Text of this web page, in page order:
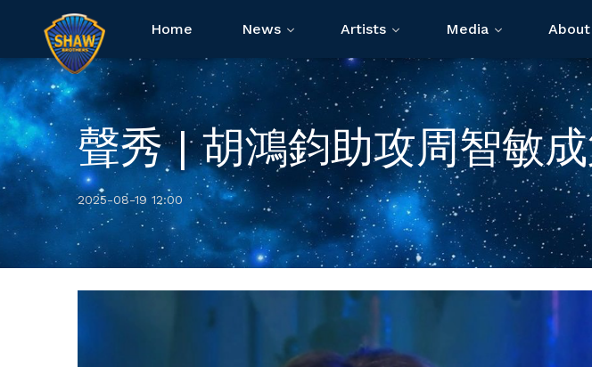
Home News Artists Media About
聲秀 | 胡鴻鈞助攻周智敏
2025-08-19 12:00